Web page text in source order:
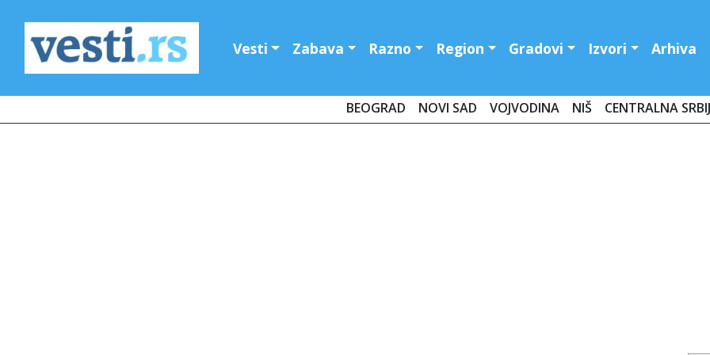
Vesti Zabava Razno Region Gradovi Izvori Arhiva
BEOGRAD NOVI SAD VOJVODINA NIŠ CENTRALNA